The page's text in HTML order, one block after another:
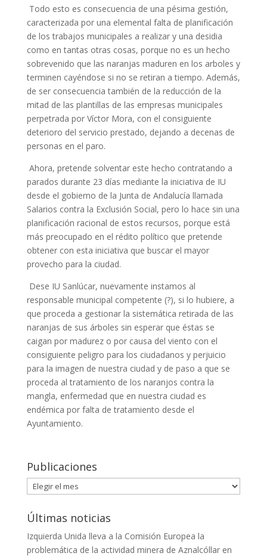
Todo esto es consecuencia de una pésima gestión,
caracterizada por una elemental falta de planificación
de los trabajos municipales a realizar y una desidia
como en tantas otras cosas, porque no es un hecho
sobrevenido que las naranjas maduren en los arboles y
terminen cayéndose si no se retiran a tiempo. Además,
de ser consecuencia también de la reducción de la
mitad de las plantillas de las empresas municipales
perpetrada por Víctor Mora, con el consiguiente
deterioro del servicio prestado, dejando a decenas de
personas en el paro.
Ahora, pretende solventar este hecho contratando a
parados durante 23 días mediante la iniciativa de IU
desde el gobierno de la Junta de Andalucía llamada
Salarios contra la Exclusión Social, pero lo hace sin una
planificación racional de estos recursos, porque está
más preocupado en el rédito político que pretende
obtener con esta iniciativa que buscar el mayor
provecho para la ciudad.
Dese IU Sanlúcar, nuevamente instamos al
responsable municipal competente (?), si lo hubiere, a
que proceda a gestionar la sistemática retirada de las
naranjas de sus árboles sin esperar que éstas se
caigan por madurez o por causa del viento con el
consiguiente peligro para los ciudadanos y perjuicio
para la imagen de nuestra ciudad y de paso a que se
proceda al tratamiento de los naranjos contra la
mangla, enfermedad que en nuestra ciudad es
endémica por falta de tratamiento desde el
Ayuntamiento.
Publicaciones
Publicaciones
Últimas noticias
Izquierda Unida lleva a la Comisión Europea la
problemática de la actividad minera de Aznalcóllar en